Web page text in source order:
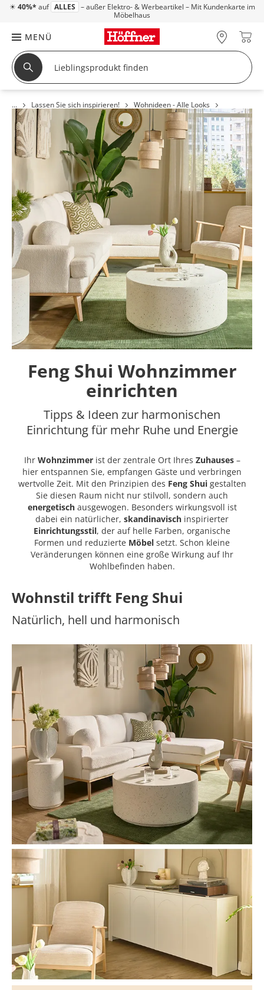
☀ 40%* auf ALLES – außer Elektro- & Werbeartikel – Mit Kundenkarte im
Möbelhaus
MENÜ
Lassen Sie sich inspirieren! Wohnideen - Alle Looks
Feng Shui Wohnzimmer
einrichten
Tipps & Ideen zur harmonischen
Einrichtung für mehr Ruhe und Energie
Ihr Wohnzimmerist der zentrale Ort Ihres Zuhauses–
hier entspannen Sie, empfangen Gäste und verbringen
wertvolle Zeit. Mit den Prinzipien des Feng Shuigestalten
Sie diesen Raum nicht nur stilvoll, sondern auch
energetischausgewogen. Besonders wirkungsvoll ist
dabei ein natürlicher, skandinavisch inspirierter
Einrichtungsstil, der auf helle Farben, organische
Formen und reduzierte Möbel setzt. Schon kleine
Veränderungen können eine große Wirkung auf Ihr
Wohlbefinden haben.
Wohnstil trifft Feng Shui
Natürlich, hell und harmonisch